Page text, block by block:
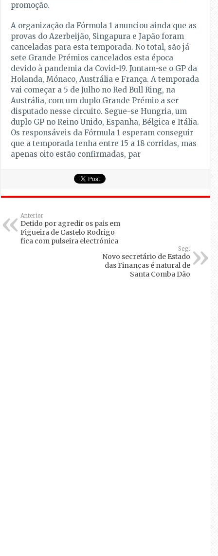
promoção.
A organização da Fórmula 1 anunciou ainda que as
provas do Azerbeijão, Singapura e Japão foram
canceladas para esta temporada. No total, são já
sete Grande Prémios cancelados esta época
devido à pandemia da Covid-19. Juntam-se o GP da
Holanda, Mónaco, Austrália e França. A temporada
vai começar a 5 de Julho no Red Bull Ring, na
Austrália, com um duplo Grande Prémio a ser
disputado nesse circuito. Segue-se Hungria, um
duplo GP no Reino Unido, Espanha, Bélgica e Itália.
Os responsáveis da Fórmula 1 esperam conseguir
que a temporada tenha entre 15 a 18 corridas, mas
apenas oito estão confirmadas, par
Anterior
Detido por agredir os pais em
Figueira de Castelo Rodrigo
fica com pulseira electrónica
Seg.
Novo secretário de Estado
das Finanças é natural de
Santa Comba Dão